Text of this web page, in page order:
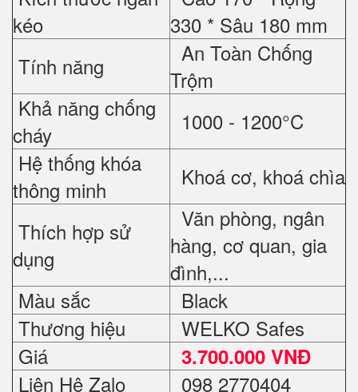
kéo
330 * Sâu 180 mm
Tính năng
An Toàn Chống
Trộm
Khả năng chống
cháy
1000 - 1200°C
Hệ thống khóa
thông minh
Khoá cơ, khoá chìa
Thích hợp sử
dụng
Văn phòng, ngân
hàng, cơ quan, gia
đình,...
Màu sắc
Black
Thương hiệu
WELKO Safes
Giá
3.700.000 VNĐ
Liên Hệ Zalo
098 2770404